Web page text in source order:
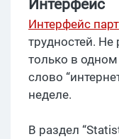
Интерфейс
Интерфейс
трудностей.
только в одном
слово
неделе.
В раздел